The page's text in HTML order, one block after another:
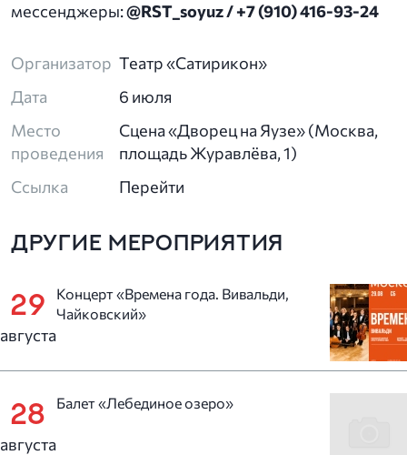
мессенджеры:@RST_soyuz / +7 (910) 416-93-24
Организатор Театр «Сатирикон»
Дата
6 июля
Место
проведения
Сцена «Дворец на Яузе» (Москва,
площадь Журавлёва, 1)
Ссылка
Перейти
ДРУГИЕ МЕРОПРИЯТИЯ
29
августа
Концерт «Времена года. Вивальди,
Чайковский»
28
августа
Балет «Лебединое озеро»